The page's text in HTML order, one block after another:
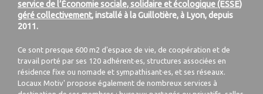
service de l’Économie sociale, solidaire et écologique (ESSE)
géré collectivement, installé à la Guillotière, à Lyon, depuis
2011.
Ce sont presque 600 m2 d'espace de vie, de coopération et de
travail porté par ses 120 adhérent·es, structures associées en
résidence fixe ou nomade et sympathisant·es, et ses réseaux.
Locaux Motiv' propose également de nombreux services à